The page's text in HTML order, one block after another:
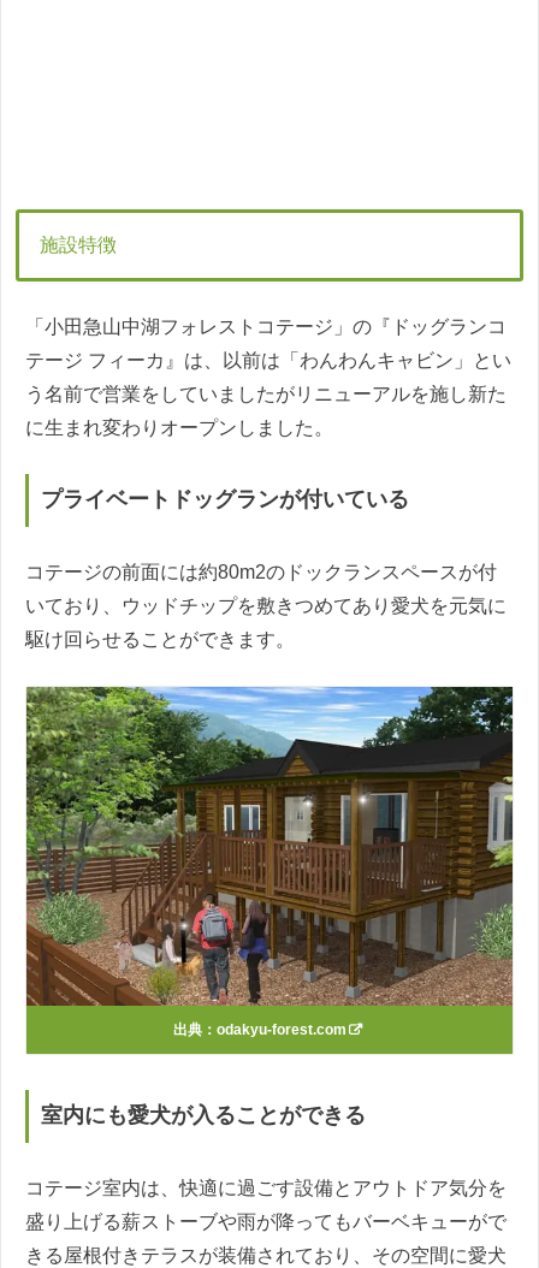
施設特徴
「小田急山中湖フォレストコテージ」の『ドッグランコ
テージ フィーカ』は、以前は「わんわんキャビン」とい
う名前で営業をしていましたがリニューアルを施し新た
に生まれ変わりオープンしました。
プライベートドッグランが付いている
コテージの前面には約80m2のドックランスペースが付
いており、ウッドチップを敷きつめてあり愛犬を元気に
駆け回らせることができます。
出典： odakyu-forest.com
室内にも愛犬が入ることができる
コテージ室内は、快適に過ごす設備とアウトドア気分を
盛り上げる薪ストーブや雨が降ってもバーベキューがで
きる屋根付きテラスが装備されており、その空間に愛犬